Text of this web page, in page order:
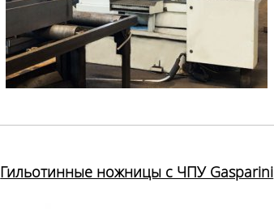
Гильотинные ножницы с ЧПУ Gasparini